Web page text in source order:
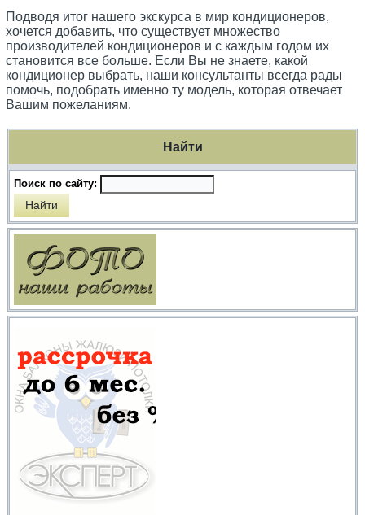
Подводя итог нашего экскурса в мир кондиционеров,
хочется добавить, что существует множество
производителей кондиционеров и с каждым годом их
становится все больше. Если Вы не знаете, какой
кондиционер выбрать, наши консультанты всегда рады
помочь, подобрать именно ту модель, которая отвечает
Вашим пожеланиям.
Найти
Поиск по сайту: